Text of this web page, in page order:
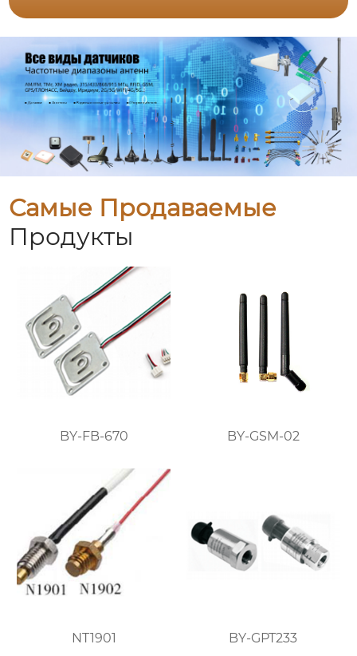
Самые Продаваемые
Продукты
BY-FB-670 BY-GSM-02
NT1901 BY-GPT233